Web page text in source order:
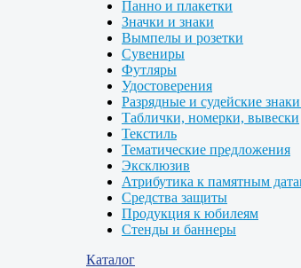
Панно и плакетки
Значки и знаки
Вымпелы и розетки
Сувениры
Футляры
Удостоверения
Разрядные и судейские
Таблички, номерки, вывески
Текстиль
Тематические предложения
Эксклюзив
Атрибутика к памятным
Средства защиты
Продукция к юбилеям
Стенды и баннеры
Каталог